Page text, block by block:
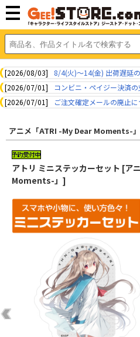
[2026/08/03]
8/4(火)～14(金) 出荷遅延
[2026/07/01]
コンビニ・ペイジー決済
[2026/07/01]
ご注文確定メールの廃止に
アニメ「ATRI -My Dear Moments-」
アトリ ミニステッカーセット [ア
Moments-」]